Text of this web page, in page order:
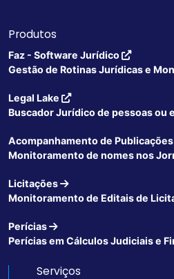
Produtos
Faz - Software Jurídico
Gestão de Rotinas Jurídicas e
Legal Lake
Buscador Jurídico de pessoas ou
Acompanhamento de Publicações
Monitoramento de nomes nos
Licitações
Monitoramento de Editais de
Perícias
Perícias em Cálculos Judiciais e
Serviços